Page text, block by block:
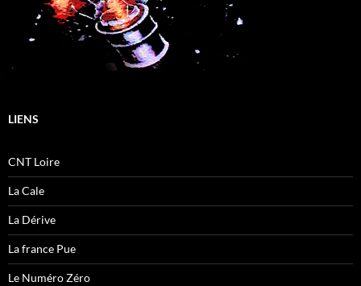
LIENS
CNT Loire
La Cale
La Dérive
La france Pue
Le Numéro Zéro